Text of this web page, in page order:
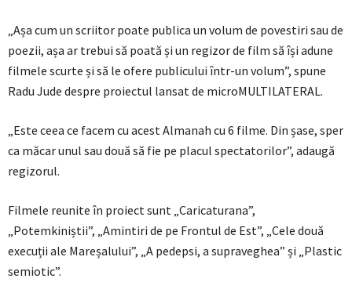
„Așa cum un scriitor poate publica un volum de povestiri sau de
poezii, așa ar trebui să poată și un regizor de film să își adune
filmele scurte și să le ofere publicului într-un volum”, spune
Radu Jude despre proiectul lansat de microMULTILATERAL.
„Este ceea ce facem cu acest Almanah cu 6 filme. Din șase, sper
ca măcar unul sau două să fie pe placul spectatorilor”, adaugă
regizorul.
Filmele reunite în proiect sunt „Caricaturana”,
„Potemkiniștii”, „Amintiri de pe Frontul de Est”, „Cele două
execuții ale Mareșalului”, „A pedepsi, a supraveghea” și „Plastic
semiotic”.